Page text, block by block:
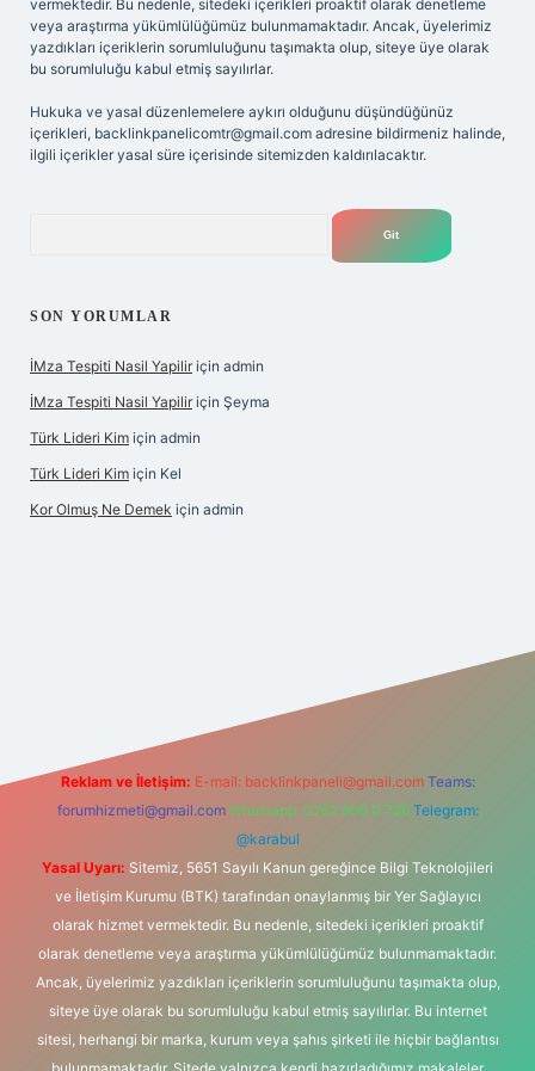
vermektedir. Bu nedenle, sitedeki içerikleri proaktif olarak denetleme
veya araştırma yükümlülüğümüz bulunmamaktadır. Ancak, üyelerimiz
yazdıkları içeriklerin sorumluluğunu taşımakta olup, siteye üye olarak
bu sorumluluğu kabul etmiş sayılırlar.
Hukuka ve yasal düzenlemelere aykırı olduğunu düşündüğünüz
içerikleri, backlinkpanelicomtr@gmail.com adresine bildirmeniz halinde,
ilgili içerikler yasal süre içerisinde sitemizden kaldırılacaktır.
SON YORUMLAR
İMza Tespiti Nasil Yapilir için admin
İMza Tespiti Nasil Yapilir için Şeyma
Türk Lideri Kim için admin
Türk Lideri Kim için Kel
Kor Olmuş Ne Demek için admin
Reklam ve İletişim: E-mail: backlinkpaneli@gmail.com Teams:
forumhizmeti@gmail.com Whatsapp: 0262 606 0 726 Telegram:
@karabul
Yasal Uyarı: Sitemiz, 5651 Sayılı Kanun gereğince Bilgi Teknolojileri
ve İletişim Kurumu (BTK) tarafından onaylanmış bir Yer Sağlayıcı
olarak hizmet vermektedir. Bu nedenle, sitedeki içerikleri proaktif
olarak denetleme veya araştırma yükümlülüğümüz bulunmamaktadır.
Ancak, üyelerimiz yazdıkları içeriklerin sorumluluğunu taşımakta olup,
siteye üye olarak bu sorumluluğu kabul etmiş sayılırlar. Bu internet
sitesi, herhangi bir marka, kurum veya şahıs şirketi ile hiçbir bağlantısı